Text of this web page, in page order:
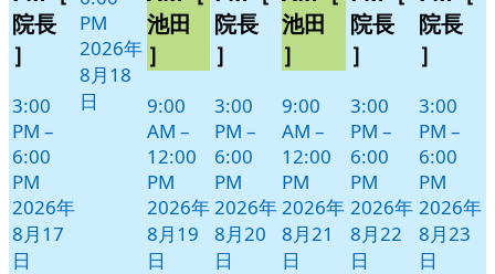
院長
］
3:00
PM –
6:00
PM
2026年
8月17
日
PM
2026年
8月18
日
池田
］
9:00
AM –
12:00
PM
2026年
8月19
日
院長
］
3:00
PM –
6:00
PM
2026年
8月20
日
池田
］
9:00
AM –
12:00
PM
2026年
8月21
日
院長
］
3:00
PM –
6:00
PM
2026年
8月22
日
院長
］
3:00
PM –
6:00
PM
2026年
8月23
日